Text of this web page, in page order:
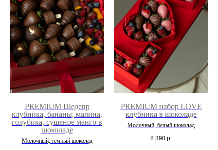
PREMIUM Шедевр
клубника, бананы, малина,
голубика, сушеное манго в
шоколаде
Молочный, темный шоколад
PREMIUM набор LOVE
клубника в шоколаде
Молочный, белый шоколад
8 390 р.